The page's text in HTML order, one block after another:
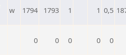
w 1794 1793 1 1 0,5
0 0 0 0 0